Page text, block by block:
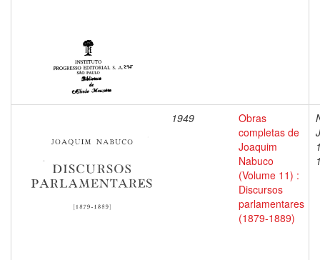
1949
Obras
completas de
Joaquim
Nabuco
(Volume 11) :
Discursos
parlamentares
(1879-1889)